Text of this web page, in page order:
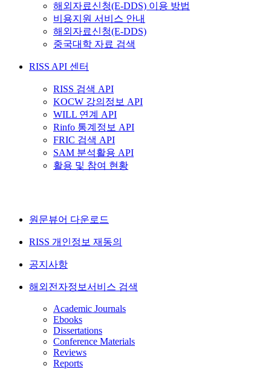
해외자료신청(E-DDS) 이용 방법
비용지원 서비스 안내
해외자료신청(E-DDS)
중국대학 자료 검색
RISS API 센터
RISS 검색 API
KOCW 강의정보 API
WILL 연계 API
Rinfo 통계정보 API
FRIC 검색 API
SAM 분석활용 API
활용 및 참여 현황
원문뷰어 다운로드
RISS 개인정보 재동의
공지사항
해외전자정보서비스 검색
Academic Journals
Ebooks
Dissertations
Conference Materials
Reviews
Reports